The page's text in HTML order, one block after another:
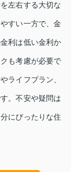
左右する大切な
すい一方で、金
利は低い金利か
も考慮が必要で
ライフプラン、
。不安や疑問は
にぴったりな住